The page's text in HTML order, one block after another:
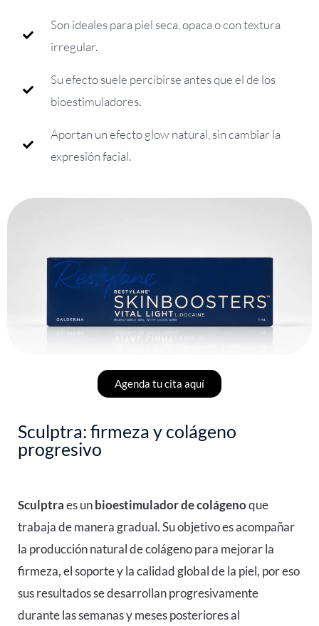
Son ideales para piel seca, opaca o con textura
irregular.
Su efecto suele percibirse antes que el de los
bioestimuladores.
Aportan un efecto glow natural, sin cambiar la
expresión facial.
Agenda tu cita aquí
Sculptra: firmeza y colágeno
progresivo
Sculptraes unbioestimulador de colágenoque
trabaja de manera gradual. Su objetivo es acompañar
la producción natural de colágeno para mejorar la
firmeza, el soporte y la calidad global de la piel, por eso
sus resultados se desarrollan progresivamente
durante las semanas y meses posteriores al